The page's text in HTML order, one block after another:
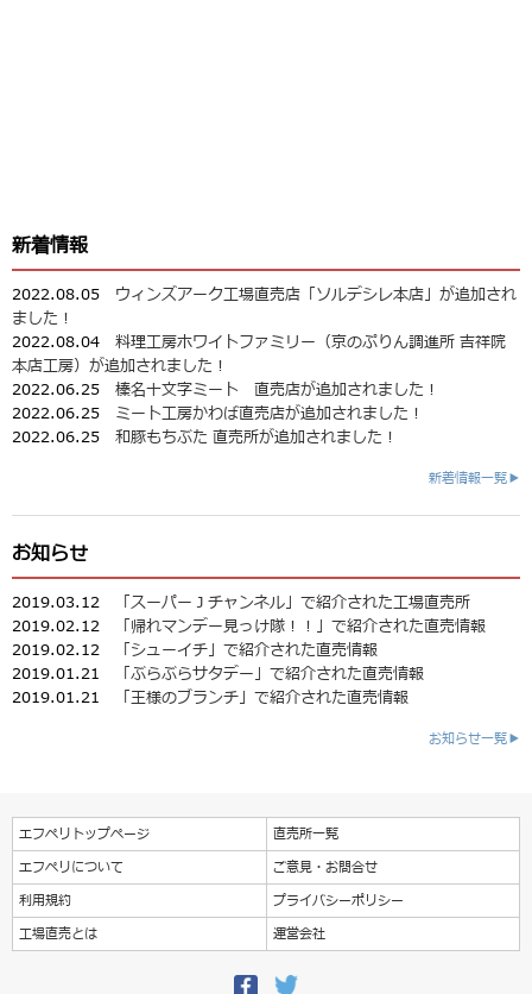
新着情報
2022.08.05 ウィンズアーク工場直売店「ソルデシレ本店」が追加され
ました！
2022.08.04 料理工房ホワイトファミリー（京のぷりん調進所 吉祥院
本店工房）が追加されました！
2022.06.25 榛名十文字ミート 直売店が追加されました！
2022.06.25 ミート工房かわば直売店が追加されました！
2022.06.25 和豚もちぶた 直売所が追加されました！
新着情報一覧▶
お知らせ
2019.03.12
「スーパーＪチャンネル」で紹介された工場直売所
2019.02.12
「帰れマンデー見っけ隊！！」で紹介された直売情報
2019.02.12
「シューイチ」で紹介された直売情報
2019.01.21
「ぶらぶらサタデー」で紹介された直売情報
2019.01.21
「王様のブランチ」で紹介された直売情報
お知らせ一覧▶
エフペリトップページ
直売所一覧
エフペリについて
ご意見・お問合せ
利用規約
プライバシーポリシー
工場直売とは
運営会社